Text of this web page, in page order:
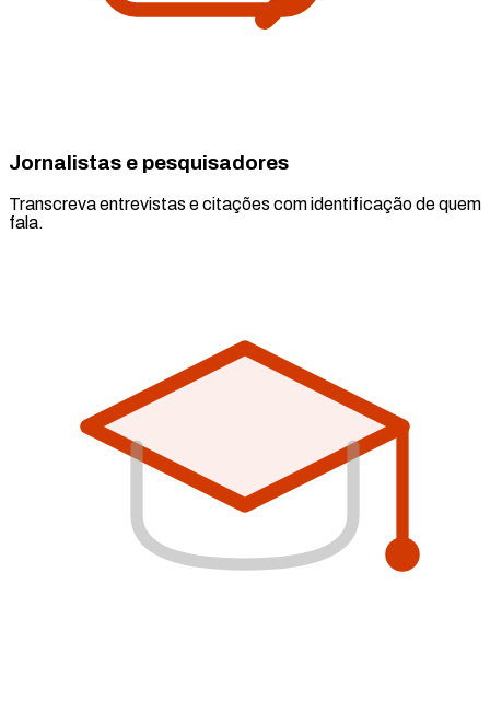
Jornalistas e pesquisadores
Transcreva entrevistas e citações com identificação de quem
fala.